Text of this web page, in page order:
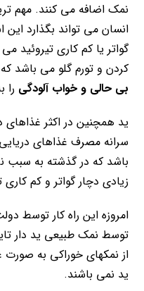
نمک اضافه می کنند. مهم
انسان می تواند بگذارد این
گواتر یا کم کاری تیروئید
کردن و تورم گلو می باشد
بی حالی و خواب آلودگی را
ید همچنین در اکثر غذاهای
سرانه مصرف غذاهای دریایی
باشد که در گذشته به سبب
زیادی دچار گواتر و کم
امروزه این راه کار توسط
توسط نمک طبیعی ید دار
از نمکهای خوراکی به صورت
ید نمی باشند.